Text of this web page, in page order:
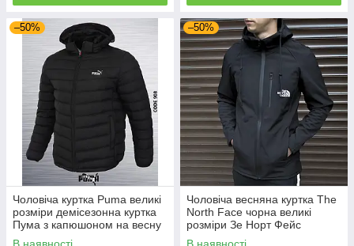
–50%
Чоловіча куртка Puma великі
розміри демісезонна куртка
Пума з капюшоном на весну
батал чорна
–50%
Чоловіча весняна куртка The
North Face чорна великі
розміри Зе Норт Фейс
вітровка з капюшоном батал